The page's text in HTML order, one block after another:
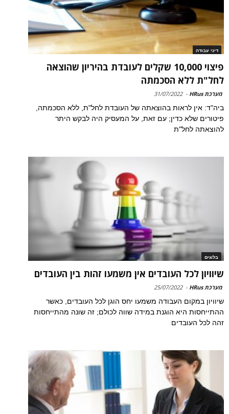
דיני עבודה
פיצוי 10,000 שקלים לעובדת בהיריון שהוצאה
לחל"ת ללא הסכמתה
מערכת HRus -
31/07/2022
ביה"ד: אין לראות בהוצאתה של העובדת לחל"ת, ללא הסכמתה,
פיטורים שלא כדין; עם זאת, על המעסיק היה לבקש היתר
להוצאתה לחל"ת
בלוגים
שיוויון לכל העובדים אין משמעו זהות בין העובדים
מערכת HRus -
25/07/2022
שיוויון במקום העבודה משמעו יחס הוגן לכל העובדים, כאשר
ההתייחסות היא הוגנת במידה שווה לכולם; זה שונה מהתייחסות
זהה לכל העובדים